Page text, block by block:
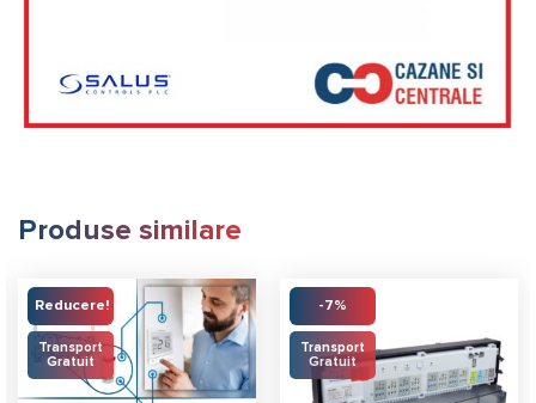
Produse similare
Reducere!
Transport
Gratuit
-7%
Transport
Gratuit